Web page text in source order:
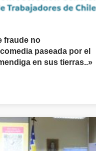
fraude no
paseada por el
en sus tierras..»